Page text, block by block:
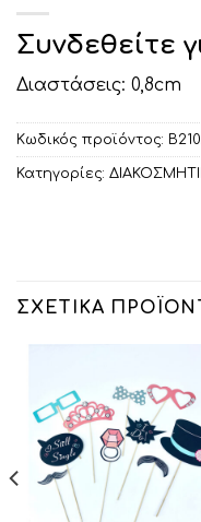
Συνδεθείτε
Διαστάσεις: 0,8cm
Κωδικός προϊόντος:
Κατηγορίες:
ΣΧΕΤΙΚΆ